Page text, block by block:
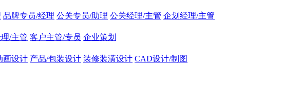
品牌专员/经理 公关专员/助理 公关经理/主管 企划经理/主管
/主管 客户主管/专员 企业策划
画设计 产品/包装设计 装修装潢设计 CAD设计/制图